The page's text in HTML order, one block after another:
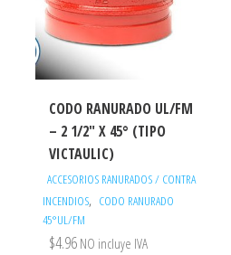
CODO RANURADO UL/FM
– 2 1/2″ X 45° (TIPO
VICTAULIC)
ACCESORIOS RANURADOS / CONTRA
INCENDIOS, CODO RANURADO
45°UL/FM
$4.96 NO incluye IVA